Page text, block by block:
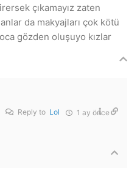
çıkamayız zaten
da makyajları çok kötü
gözden oluşuyo kızlar
Reply to Lol 1 ay önce